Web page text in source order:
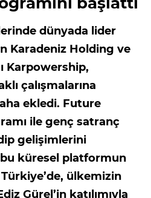
dünyada lider
Karadeniz Holding ve
Karpowership,
çalışmalarına
ekledi. Future
ile genç satranç
gelişimlerini
küresel platformun
Türkiye’de, ülkemizin
Gürel’in katılımıyla